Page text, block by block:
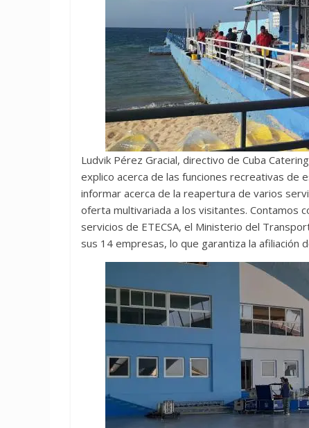
Ludvik Pérez Gracial, directivo de Cuba
explico acerca de las funciones recreativas de
informar acerca de la reapertura de varios
oferta multivariada a los visitantes. Contamos
servicios de ETECSA, el Ministerio del
sus 14 empresas, lo que garantiza la afiliación